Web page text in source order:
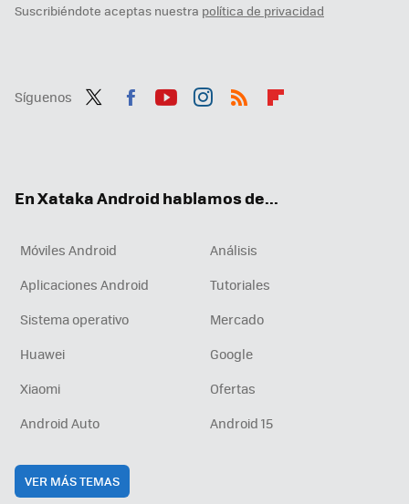
Suscribiéndote aceptas nuestra política de privacidad
Síguenos
En Xataka Android hablamos de...
Móviles Android
Análisis
Aplicaciones Android
Tutoriales
Sistema operativo
Mercado
Huawei
Google
Xiaomi
Ofertas
Android Auto
Android 15
VER MÁS TEMAS